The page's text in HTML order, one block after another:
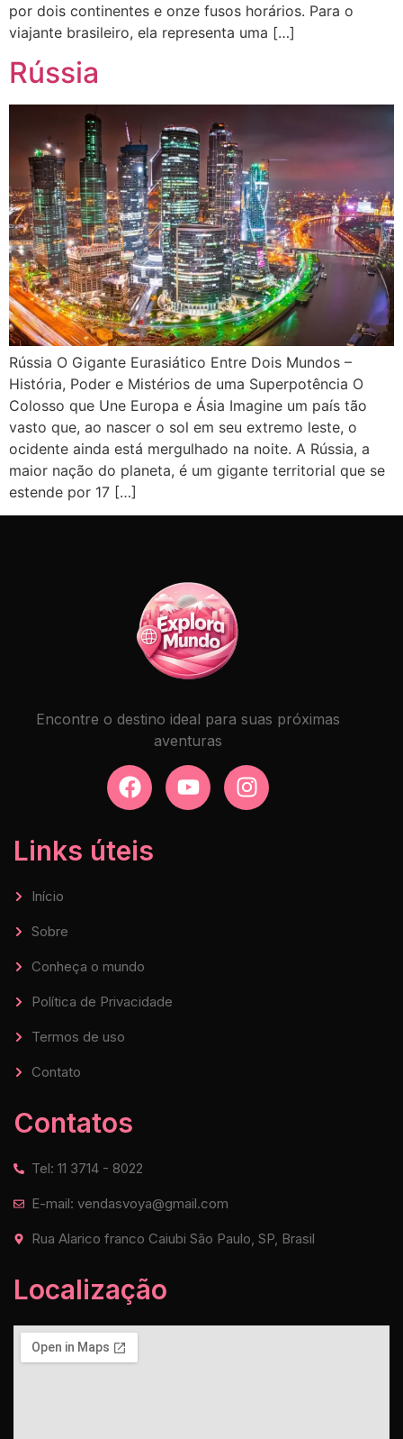
por dois continentes e onze fusos horários. Para o
viajante brasileiro, ela representa uma […]
Rússia
Rússia O Gigante Eurasiático Entre Dois Mundos –
História, Poder e Mistérios de uma Superpotência O
Colosso que Une Europa e Ásia Imagine um país tão
vasto que, ao nascer o sol em seu extremo leste, o
ocidente ainda está mergulhado na noite. A Rússia, a
maior nação do planeta, é um gigante territorial que se
estende por 17 […]
Encontre o destino ideal para suas próximas
aventuras
Links úteis
Início
Sobre
Conheça o mundo
Política de Privacidade
Termos de uso
Contato
Contatos
Tel: 11 3714 - 8022
E-mail: vendasvoya@gmail.com
Rua Alarico franco Caiubi São Paulo, SP, Brasil
Localização